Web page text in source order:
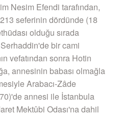
Nesim Efendi tarafından,
seferinin dördünde (18
olduğu sırada
Serhaddin'de bir cami
vefatından sonra Hotin
annesinin babası olmağla
Arabacı-Zâde
annesi ile İstanbula
Mektûbi Odası'na dahil